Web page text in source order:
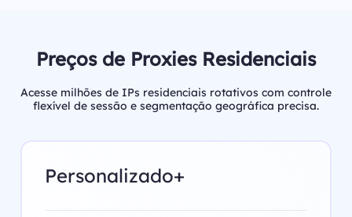
Preços de Proxies Residenciais
Acesse milhões de IPs residenciais rotativos com controle
flexível de sessão e segmentação geográfica precisa.
Personalizado+